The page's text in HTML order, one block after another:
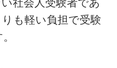
社会人受験者であ
も軽い負担で受験